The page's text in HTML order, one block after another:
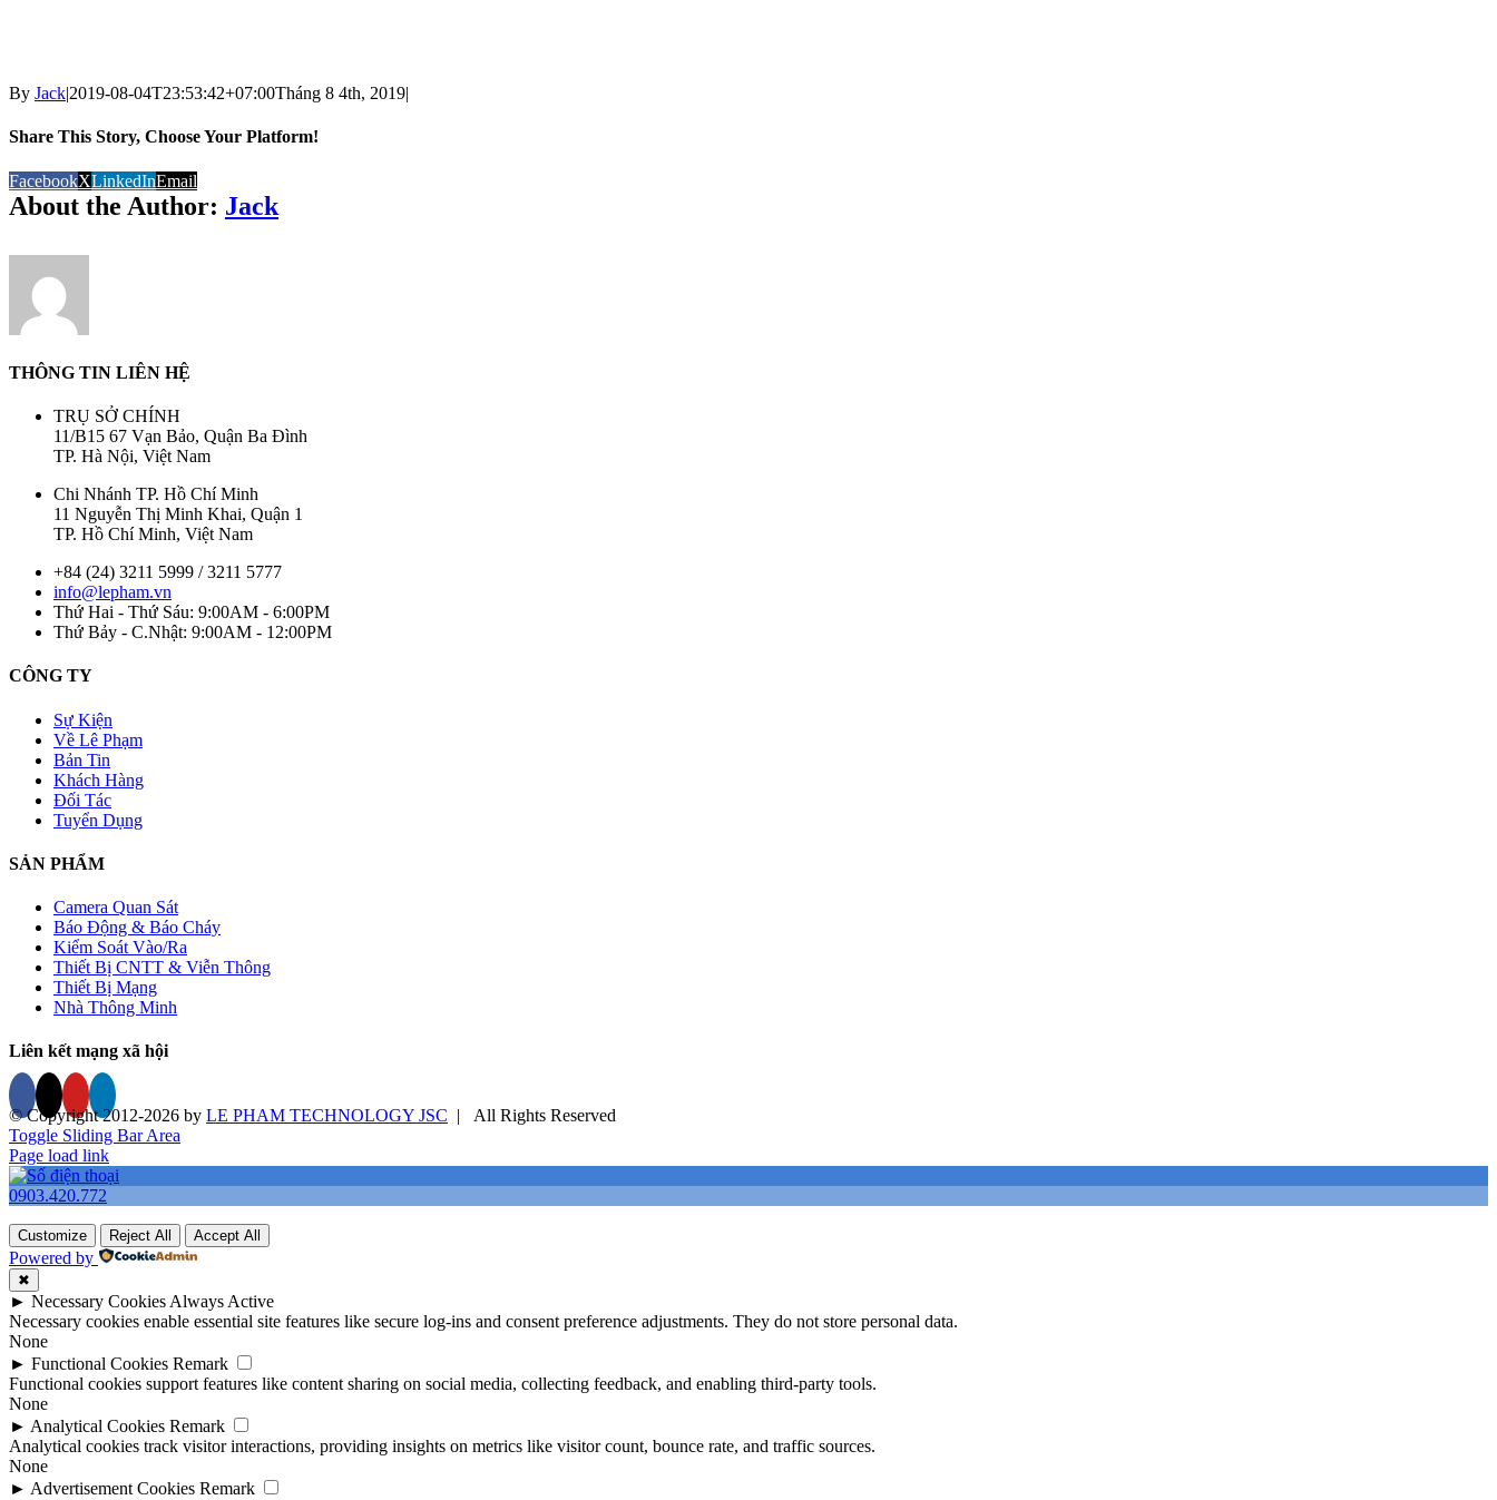
By Jack|2019-08-04T23:53:42+07:00Tháng 8 4th, 2019|
Share This Story, Choose Your Platform!
FacebookXLinkedInEmail
About the Author: Jack
THÔNG TIN LIÊN HỆ
TRỤ SỞ CHÍNH
11/B15 67 Vạn Bảo, Quận Ba Đình
TP. Hà Nội, Việt Nam
Chi Nhánh TP. Hồ Chí Minh
11 Nguyễn Thị Minh Khai, Quận 1
TP. Hồ Chí Minh, Việt Nam
+84 (24) 3211 5999 / 3211 5777
info@lepham.vn
Thứ Hai - Thứ Sáu: 9:00AM - 6:00PM
Thứ Bảy - C.Nhật: 9:00AM - 12:00PM
CÔNG TY
Sự Kiện
Về Lê Phạm
Bản Tin
Khách Hàng
Đối Tác
Tuyển Dụng
SẢN PHẨM
Camera Quan Sát
Báo Động & Báo Cháy
Kiểm Soát Vào/Ra
Thiết Bị CNTT & Viễn Thông
Thiết Bị Mạng
Nhà Thông Minh
Liên kết mạng xã hội
© Copyright 2012-2026 by LE PHAM TECHNOLOGY JSC | All Rights Reserved
Toggle Sliding Bar Area
Page load link
0903.420.772
Customize Reject All Accept All
Powered by
✖
► Necessary Cookies Always Active
Necessary cookies enable essential site features like secure log-ins and consent preference adjustments. They do not store personal data.
None
► Functional Cookies Remark
Functional cookies support features like content sharing on social media, collecting feedback, and enabling third-party tools.
None
► Analytical Cookies Remark
Analytical cookies track visitor interactions, providing insights on metrics like visitor count, bounce rate, and traffic sources.
None
► Advertisement Cookies Remark